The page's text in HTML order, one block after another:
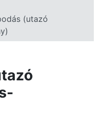
(utazó